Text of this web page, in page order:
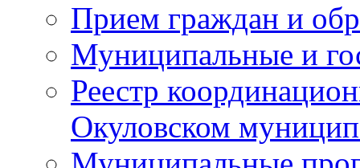
Прием граждан и
Муниципальные и
Реестр
Окуловском